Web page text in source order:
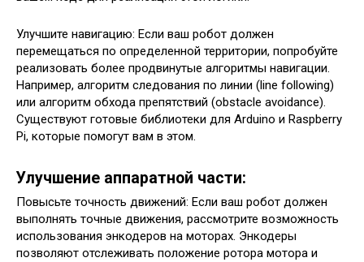
Улучшите навигацию: Если ваш робот должен
перемещаться по определенной территории, попробуйте
реализовать более продвинутые алгоритмы навигации.
Например, алгоритм следования по линии (line following)
или алгоритм обхода препятствий (obstacle avoidance).
Существуют готовые библиотеки для Arduino и Raspberry
Pi, которые помогут вам в этом.
Улучшение аппаратной части:
Повысьте точность движений: Если ваш робот должен
выполнять точные движения, рассмотрите возможность
использования энкодеров на моторах. Энкодеры
позволяют отслеживать положение ротора мотора и